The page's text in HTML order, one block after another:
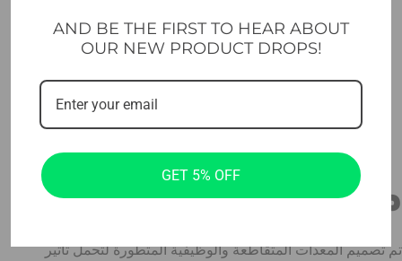
متقاطعة وعملية
تم تصميم المعدات المتقاطعة والوظيفية المتطورة لتحمل تأثير
AND BE THE FIRST TO HEAR ABOUT
OUR NEW PRODUCT DROPS!
GET 5% OFF